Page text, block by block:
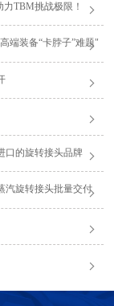
TBM挑战极限！
端装备“卡脖子”难题"
口的旋转接头品牌
汽旋转接头批量交付